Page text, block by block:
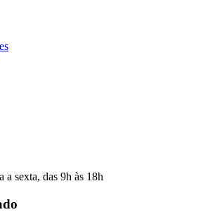
a sexta, das 9h às 18h